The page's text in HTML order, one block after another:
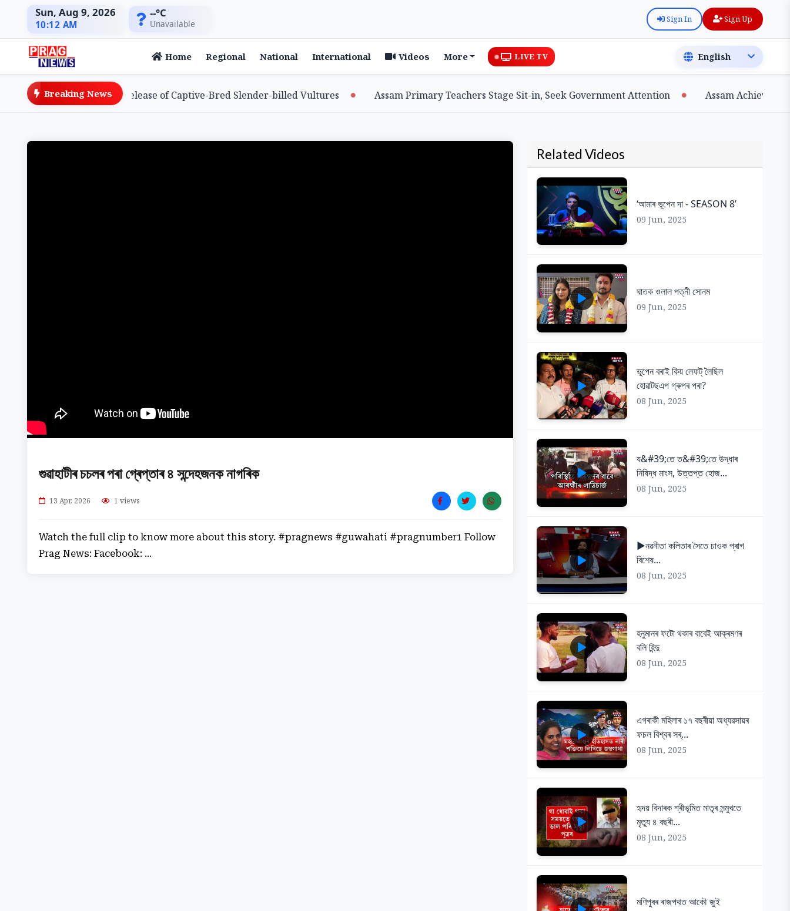
Sun, Aug 9, 2026
10:12 AM
--°C
Unavailable Sign In Sign Up
Home Regional National International Videos More LIVE TV
Breaking News
Global First with Release of Captive-Bred Slender-billed Vultures Assam Primary Teachers Stage Sit-in, Seek Government Attention Assam Achieves
গুৱাহাটীৰ চচলৰ পৰা গ্ৰেপ্তাৰ ৪ সন্দেহজনক নাগৰিক
13 Apr, 2026 1 views
Watch the full clip to know more about this story. #pragnews #guwahati #pragnumber1 Follow
Prag News: Facebook: ...
Related Videos
‘আমাৰ ভূপেন দা - SEASON 8’
09 Jun, 2025
ঘাতক ওলাল পত্নী সোনম
09 Jun, 2025
ভূপেন বৰাই কিয় লেফট্ লৈছিল
হোৱাটছএপ গ্ৰুপৰ পৰা?
08 Jun, 2025
য&#39;তে ত&#39;তে উদ্ধাৰ
নিষিদ্ধ মাংস, উত্তপ্ত হোজ...
08 Jun, 2025
▶️নৱনীতা কলিতাৰ সৈতে চাওক প্ৰাগ
বিশেষ...
08 Jun, 2025
হনুমানৰ ফটো থকাৰ বাবেই আক্ৰমণৰ
বলি হিন্দু
08 Jun, 2025
এগৰাকী মহিলাৰ ১৭ বছৰীয়া অধ্যৱসায়ৰ
ফচল বিশ্বৰ সৰ্...
08 Jun, 2025
হৃদয় বিদাৰক শ্ৰীভূমিত মাতৃৰ সন্মুখতে
মৃত্যু ৪ বছৰী...
08 Jun, 2025
মণিপুৰৰ ৰাজপথত আকৌ জুই